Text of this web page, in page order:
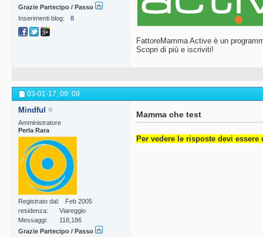
Grazie Partecipo / Passo
Inserimenti blog
8
FattoreMamma Active è un
Scopri di più e iscriviti!
03-01-17, 09: 09
Mindful
Amministratore
Perla Rara
Registrato dal
Feb 2005
residenza
Viareggio
Messaggi
118,186
Grazie Partecipo / Passo
Mamma che test
Per vedere le risposte devi